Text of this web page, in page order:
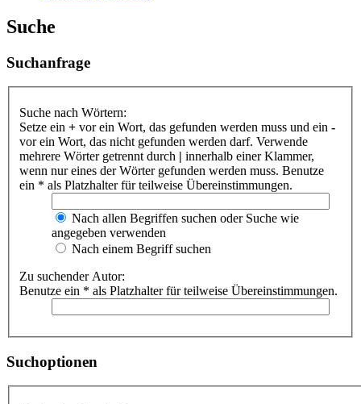
Suche
Suchanfrage
Suche nach Wörtern:
Setze ein + vor ein Wort, das gefunden werden muss und ein -
vor ein Wort, das nicht gefunden werden darf. Verwende
mehrere Wörter getrennt durch | innerhalb einer Klammer,
wenn nur eines der Wörter gefunden werden muss. Benutze
ein * als Platzhalter für teilweise Übereinstimmungen.
Nach allen Begriffen suchen oder Suche wie
angegeben verwenden
Nach einem Begriff suchen
Zu suchender Autor:
Benutze ein * als Platzhalter für teilweise Übereinstimmungen.
Suchoptionen